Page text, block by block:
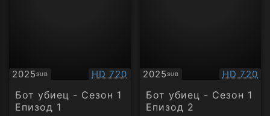
2025SUB
Субтитри Качество:
HD 720
Бот убиец - Сезон 1
Епизод 1
2025SUB
Субтитри HD 720
Бот убиец - Сезон 1
Епизод 2